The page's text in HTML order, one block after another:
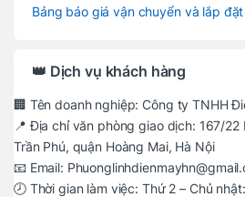
Bảng báo giá vận chuyển và lắp
👑 Dịch vụ khách hàng
🏢 Tên doanh nghiệp: Công ty TNHH
📍 Địa chỉ văn phòng giao dịch: 167/
Trần Phú, quận Hoàng Mai, Hà Nội
📧 Email:
🕗 Thời gian làm việc: Thứ 2 – Chủ